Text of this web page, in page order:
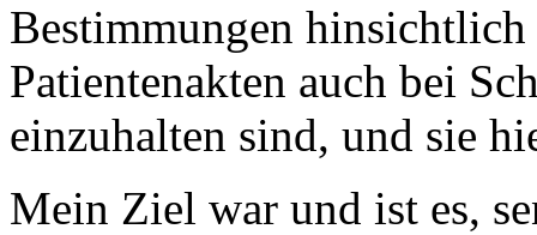
Bestimmungen
Patientenakten auch bei
einzuhalten sind, und sie
Mein Ziel war und ist es,